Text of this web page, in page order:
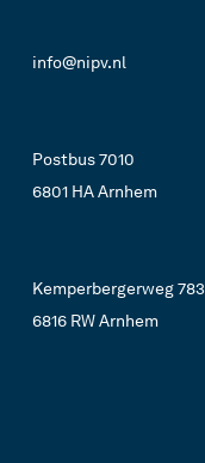
info@nipv.nl
Postbus 7010
6801 HA Arnhem
Kemperbergerweg 783
6816 RW Arnhem